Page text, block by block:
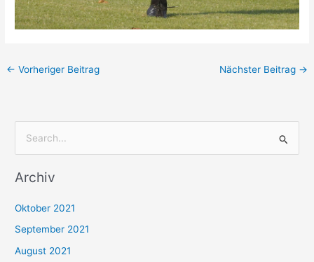
← Vorheriger Beitrag Nächster Beitrag →
c
n
n
Archiv
Oktober 2021
September 2021
August 2021